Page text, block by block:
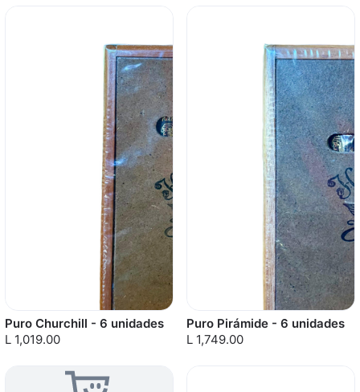
Puro Churchill - 6 unidades
L 1,019.00
Puro Pirámide - 6 unidades
L 1,749.00